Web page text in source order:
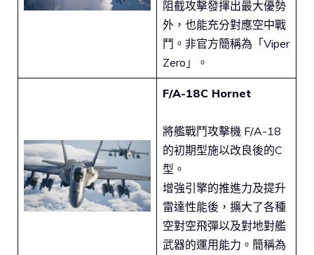
阻截攻擊發揮出最大優勢
外，也能充分對應空中戰
鬥。非官方簡稱為「Viper
Zero」。
F/A-18C Hornet
將艦戰鬥攻擊機 F/A-18
的初期型施以改良後的C
型。
增強引擎的推進力及提升
雷達性能後，擴大了各種
空對空飛彈以及對地對艦
武器的運用能力。簡稱為